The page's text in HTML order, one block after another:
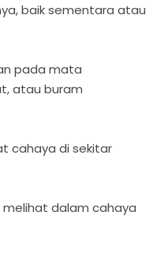
baik sementara atau
pada mata
atau buram
cahaya di sekitar
melihat dalam cahaya